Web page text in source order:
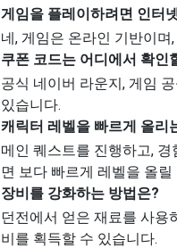
게임을 플레이하려면 인터
네, 게임은 온라인 기반이
쿠폰 코드는 어디에서 확인
공식 네이버 라운지, 게임
있습니다.
캐릭터 레벨을 빠르게 올리
메인 퀘스트를 진행하고,
면 보다 빠르게 레벨을 올릴
장비를 강화하는 방법은?
던전에서 얻은 재료를 사용
비를 획득할 수 있습니다.